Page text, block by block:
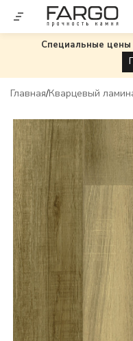
Специальные цены
Главная Кварцевый